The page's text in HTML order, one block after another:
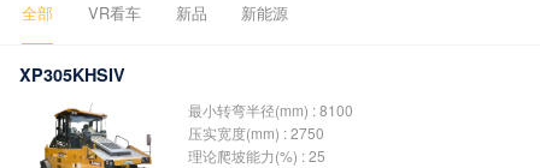
全部 VR看车 新品 新能源
XP305KHSIV
最小转弯半径(mm) : 8100
压实宽度(mm) : 2750
理论爬坡能力(%) : 25